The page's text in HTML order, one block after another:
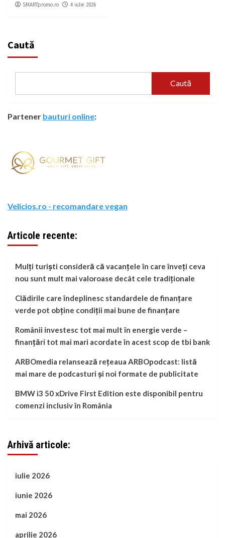
SMARTpromo.ro 4 iulie 2026
Caută
Caută
Partener bauturi online:
Velicios.ro - recomandare vegan
Articole recente:
Mulți turiști consideră că vacanțele în care înveți ceva
nou sunt mult mai valoroase decât cele tradiționale
Clădirile care îndeplinesc standardele de finanțare
verde pot obține condiții mai bune de finanțare
Românii investesc tot mai mult în energie verde –
finanțări tot mai mari acordate în acest scop de tbi bank
ARBOmedia relansează rețeaua ARBOpodcast: listă
mai mare de podcasturi și noi formate de publicitate
BMW i3 50 xDrive First Edition este disponibil pentru
comenzi inclusiv în România
Arhivă articole:
iulie 2026
iunie 2026
mai 2026
aprilie 2026